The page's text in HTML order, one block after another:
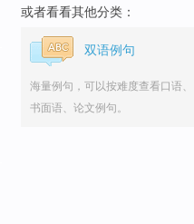
或者看看其他分类：
双语例句
海量例句，可以按难度查看口语、
书面语、论文例句。